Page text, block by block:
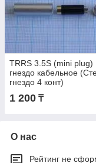
TRRS 3.5S (mini plug)
гнездо кабельное
гнездо 4 конт)
1 200 ₸
О нас
Рейтинг не